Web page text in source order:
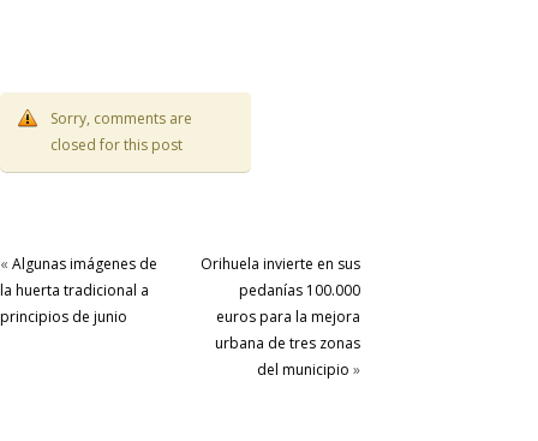
Sorry, comments are
closed for this post
« Algunas imágenes de
la huerta tradicional a
principios de junio
Orihuela invierte en sus
pedanías 100.000
euros para la mejora
urbana de tres zonas
del municipio »